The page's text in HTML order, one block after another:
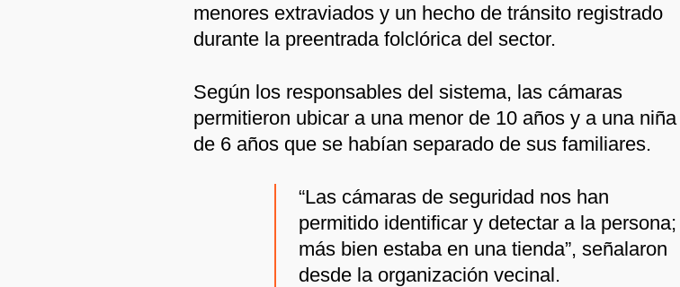
menores extraviados y un hecho de tránsito registrado
durante la preentrada folclórica del sector.
Según los responsables del sistema, las cámaras
permitieron ubicar a una menor de 10 años y a una niña
de 6 años que se habían separado de sus familiares.
“Las cámaras de seguridad nos han
permitido identificar y detectar a la persona;
más bien estaba en una tienda”, señalaron
desde la organización vecinal.